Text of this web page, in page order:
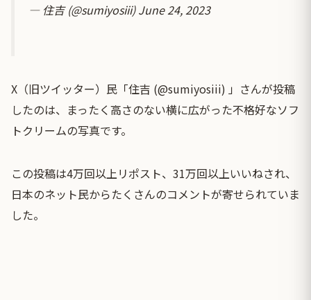
— 住吉 (@sumiyosiii)June 24, 2023
X（旧ツイッター）民「住吉 (@sumiyosiii) 」さんが投稿
したのは、まったく高さのない横に広がった不格好なソフ
トクリームの写真です。
この投稿は4万回以上リポスト、31万回以上いいねされ、
日本のネット民からたくさんのコメントが寄せられていま
した。